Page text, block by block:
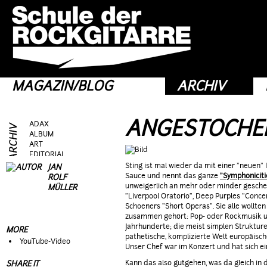
MAGAZIN/BLOG ARCHIV
ADAX
ALBUM
ART
EDITORIAL
FRAG AS
GEAR
TALK
JAN
ROLF
MÜLLER
MORE
YouTube-Video
SHARE IT
Sting ist mal wieder da mit einer "neuen"
Sauce und nennt das ganze
unweigerlich an mehr oder minder
"Liverpool Oratorio", Deep Purples
Schoeners "Short Operas". Sie alle
zusammen gehört: Pop- oder Rockmusik
Jahrhunderte; die meist simplen
pathetische, komplizierte Welt
Unser Chef war im Konzert und hat sich
Kann das also gutgehen, was da gleich